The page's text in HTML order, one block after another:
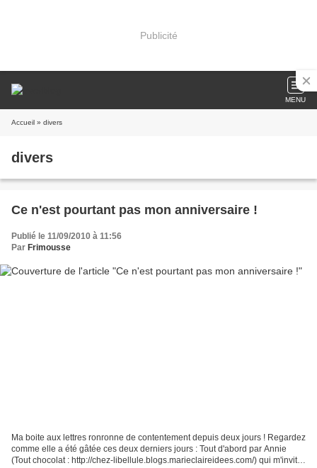
Publicité
MENU
Accueil » divers
divers
Ce n'est pourtant pas mon anniversaire !
Publié le 11/09/2010 à 11:56
Par Frimousse
Ma boite aux lettres ronronne de contentement depuis deux jours ! Regardez
comme elle a été gâtée ces deux derniers jours : Tout d'abord par Annie
(Tout chocolat : http://chez-libellule.blogs.marieclaireidees.com/) qui m'invite